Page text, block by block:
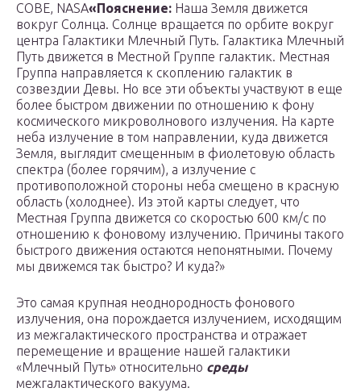
COBE, NASA«Пояснение: Наша Земля движется
вокруг Солнца. Солнце вращается по орбите вокруг
центра Галактики Млечный Путь. Галактика Млечный
Путь движется в Местной Группе галактик. Местная
Группа направляется к скоплению галактик в
созвездии Девы. Но все эти объекты участвуют в еще
более быстром движении по отношению к фону
космического микроволнового излучения. На карте
неба излучение в том направлении, куда движется
Земля, выглядит смещенным в фиолетовую область
спектра (более горячим), а излучение с
противоположной стороны неба смещено в красную
область (холоднее). Из этой карты следует, что
Местная Группа движется со скоростью 600 км/с по
отношению к фоновому излучению. Причины такого
быстрого движения остаются непонятными. Почему
мы движемся так быстро? И куда?»
Это самая крупная неоднородность фонового
излучения, она порождается излучением, исходящим
из межгалактического пространства и отражает
перемещение и вращение нашей галактики
«Млечный Путь» относительно среды
межгалактического вакуума.